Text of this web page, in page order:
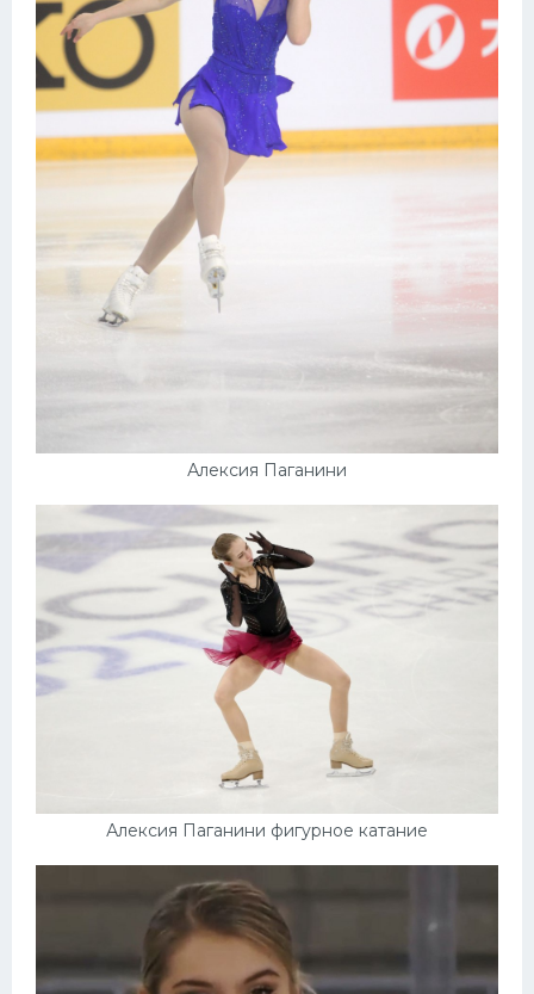
Алексия Паганини
Алексия Паганини фигурное катание